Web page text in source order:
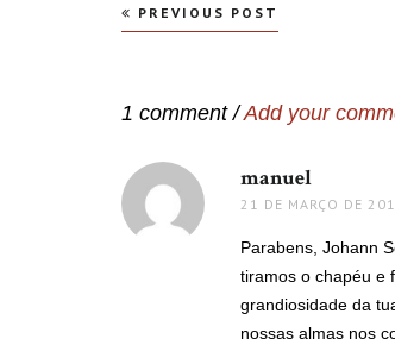
Navegação
PREVIOUS POST
1 comment /Add your
manuel
21 DE MARÇO DE
Parabens, Johann
tiramos o chapéu e
grandiosidade da
nossas almas nos